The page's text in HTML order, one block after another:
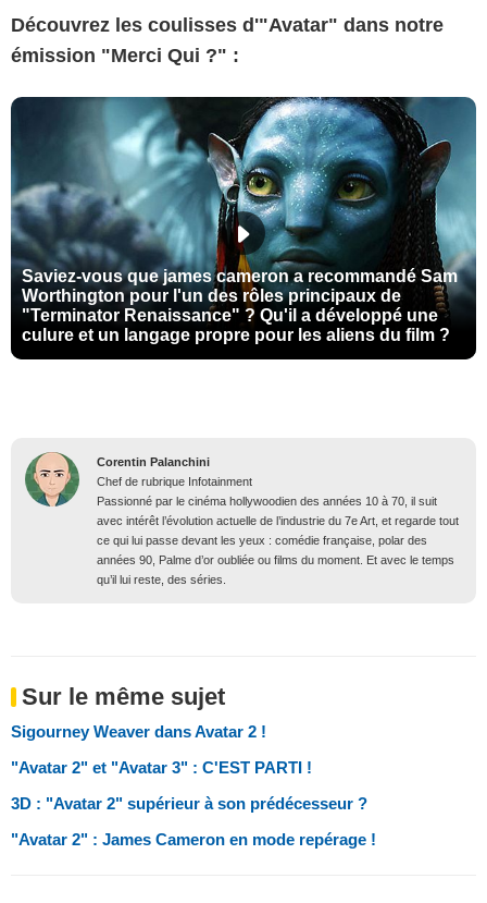
Découvrez les coulisses d'"Avatar" dans notre
émission "Merci Qui ?" :
Saviez-vous que james cameron a recommandé Sam
Worthington pour l'un des rôles principaux de
"Terminator Renaissance" ? Qu'il a développé une
culure et un langage propre pour les aliens du film ?
Corentin Palanchini
Chef de rubrique Infotainment
Passionné par le cinéma hollywoodien des années 10 à 70, il suit
avec intérêt l’évolution actuelle de l’industrie du 7e Art, et regarde tout
ce qui lui passe devant les yeux : comédie française, polar des
années 90, Palme d’or oubliée ou films du moment. Et avec le temps
qu’il lui reste, des séries.
Sur le même sujet
Sigourney Weaver dans Avatar 2 !
"Avatar 2" et "Avatar 3" : C'EST PARTI !
3D : "Avatar 2" supérieur à son prédécesseur ?
"Avatar 2" : James Cameron en mode repérage !